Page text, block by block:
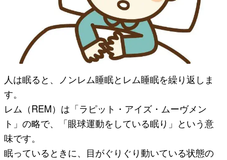
人は眠ると、ノンレム睡眠とレム睡眠を繰り返しま
す。
レム（REM）は「ラピット・アイズ・ムーヴメン
ト」の略で、「眼球運動をしている眠り」という意
味です。
眠っているときに、目がぐりぐり動いている状態の